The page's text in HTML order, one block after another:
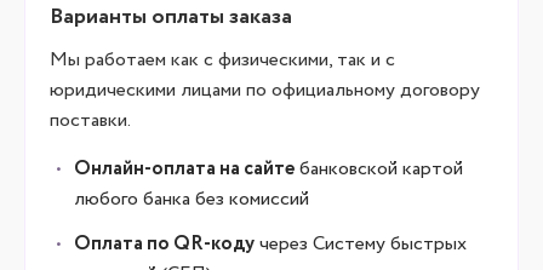
Варианты оплаты заказа
Мы работаем как с физическими, так и с
юридическими лицами по официальному договору
поставки.
Онлайн-оплата на сайтебанковской картой
любого банка без комиссий
Оплата по QR-кодучерез Систему быстрых